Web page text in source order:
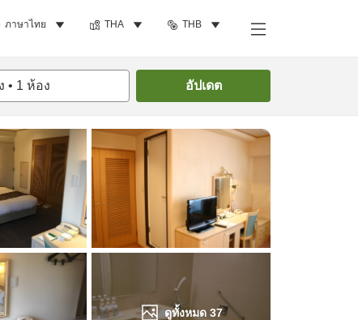
ภาษาไทย THA THB
• 1 ห้อง อัปเดต
ดูทั้งหมด 37
ค้นหาห้องพัก